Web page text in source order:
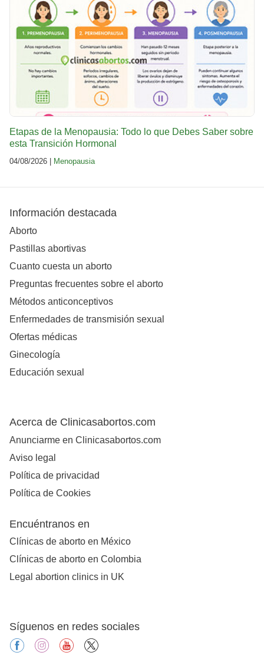
Etapas de la Menopausia: Todo lo que Debes Saber sobre
esta Transición Hormonal
04/08/2026 | Menopausia
Información destacada
Aborto
Pastillas abortivas
Cuanto cuesta un aborto
Preguntas frecuentes sobre el aborto
Métodos anticonceptivos
Enfermedades de transmisión sexual
Ofertas médicas
Ginecología
Educación sexual
Acerca de Clinicasabortos.com
Anunciarme en Clinicasabortos.com
Aviso legal
Política de privacidad
Política de Cookies
Encuéntranos en
Clínicas de aborto en México
Clínicas de aborto en Colombia
Legal abortion clinics in UK
Síguenos en redes sociales
facebookinstagramyoutube